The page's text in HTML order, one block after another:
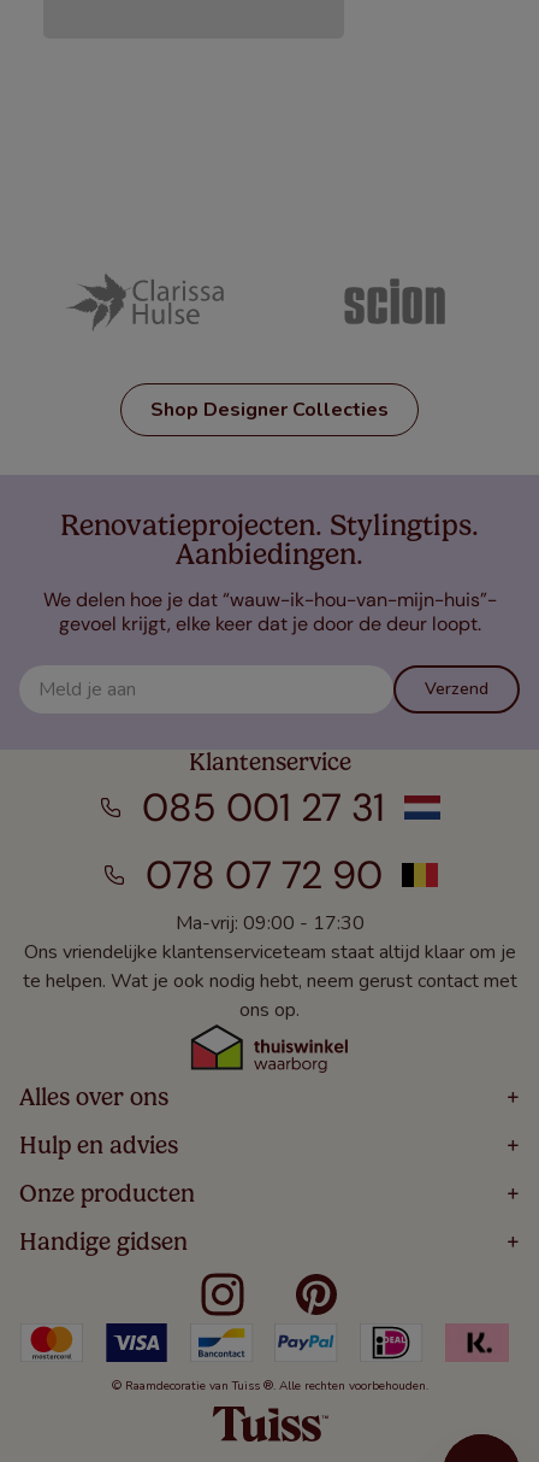
Shop Designer Collecties
Renovatieprojecten. Stylingtips.
Aanbiedingen.
We delen hoe je dat “wauw-ik-hou-van-mijn-huis”-
gevoel krijgt, elke keer dat je door de deur loopt.
Verzend
Klantenservice
085 001 27 31
078 07 72 90
Ma-vrij: 09:00 - 17:30
Ons vriendelijke klantenserviceteam staat altijd klaar om je
te helpen. Wat je ook nodig hebt, neem gerust contact met
ons op.
Alles over ons +
Home
Over
Bestellen
Winacties
Veelgestelde Vragen
Hulp en advies +
Volg Je Bestelling
Levering
5 Jaar Garantie
Algemene Voorwaarden
Kindveiligheid
Cookies
Herroepingsrecht
Onze producten +
Houten Jaloezieën
Rolgordijnen
Verticale Jaloezieën
Duo Rolgordijnen
Duo Plisségordijnen
Handige gidsen +
Meten Voor Raamdecoratie
Badkamer Raamdecoratie
Slaapkamer Raamdecoratie
Keuken Raamdecoratie
De Jaloezieën Gids
Jaloezieënwoordenboek
© Raamdecoratie van Tuiss ®. Alle rechten voorbehouden.